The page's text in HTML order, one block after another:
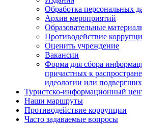
Обработка персональных
Архив мероприятий
Образовательные
Противодействие
Оценить учреждение
Вакансии
Форма для сбора
причастных к
идеологии или
Туристско-информационный
Наши маршруты
Противодействие коррупции
Часто задаваемые вопросы